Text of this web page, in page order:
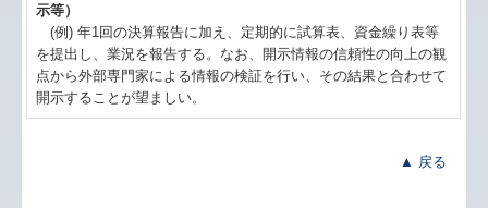
示等）
(例) 年1回の決算報告に加え、定期的に試算表、資金繰り表等
を提出し、業況を報告する。なお、開示情報の信頼性の向上の観
点から外部専門家による情報の検証を行い、その結果と合わせて
開示することが望ましい。
▲ 戻る